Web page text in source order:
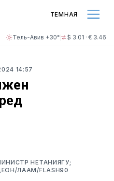
Тель-Авив +30° $ 3.01 · € 3.46
ТЕМНАЯ
14:57
НЕТАНИЯГУ;
ЛААМ/FLASH90